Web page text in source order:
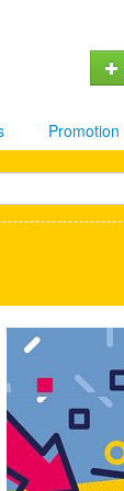
Promotion